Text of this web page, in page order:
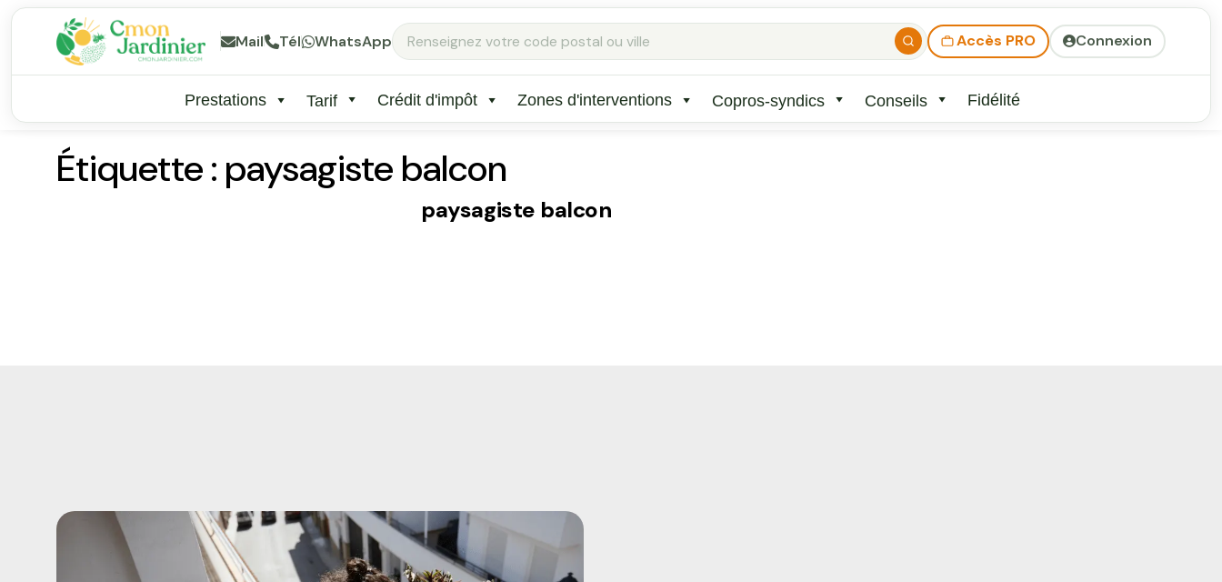
Mail Tél WhatsApp
Rechercher
:
Accès PRO Connexion
Prestations Tarif Crédit d'impôt Zones d'interventions Copros-syndics Conseils Fidélité
Étiquette : paysagiste balcon
paysagiste balcon